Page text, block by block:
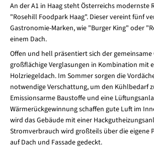
An der A1 in Haag steht Österreichs modernste
"Rosehill Foodpark Haag". Dieser vereint fünf
Gastronomie-Marken, wie "Burger King" oder
einem Dach.
Offen und hell präsentiert sich der
großflächige Verglasungen in Kombination mit
Holzriegeldach. Im Sommer sorgen die
notwendige Verschattung, um den Kühlbedarf
Emissionsarme Baustoffe und eine
Wärmerückgewinnung schaffen gute Luft im
wird das Gebäude mit einer
Stromverbrauch wird großteils über die eigene
auf Dach und Fassade gedeckt.